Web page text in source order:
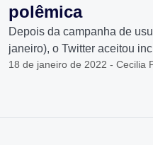
polêmica
Depois da campanha de
janeiro), o Twitter aceitou
18 de janeiro de 2022 - Cecilia